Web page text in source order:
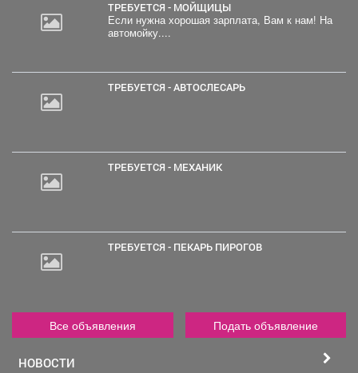
ТРЕБУЕТСЯ - МОЙЩИЦЫ
Если нужна хорошая зарплата, Вам к нам! На
автомойку....
ТРЕБУЕТСЯ - АВТОСЛЕСАРЬ
ТРЕБУЕТСЯ - МЕХАНИК
ТРЕБУЕТСЯ - ПЕКАРЬ ПИРОГОВ
Все объявления Подать объявление
НОВОСТИ